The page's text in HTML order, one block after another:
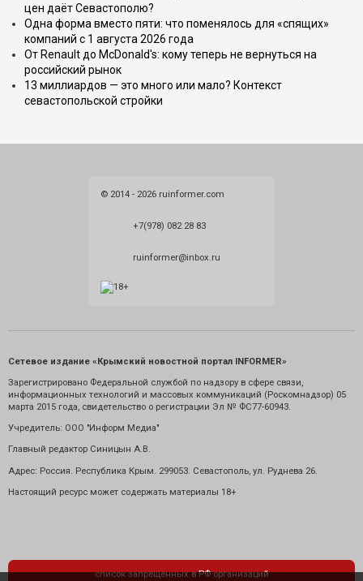
цен даёт Севастополю?
Одна форма вместо пяти: что поменялось для «спящих»
компаний с 1 августа 2026 года
От Renault до McDonald's: кому теперь не вернуться на
российский рынок
13 миллиардов — это много или мало? Контекст
севастопольской стройки
© 2014 - 2026 ruinformer.com
+7(978) 082 28 83
ruinformer@inbox.ru
Сетевое издание «Крымский новостной портал INFORMER»
Зарегистрировано Федеральной службой по надзору в сфере связи,
информационных технологий и массовых коммуникаций (Роскомнадзор) 05
марта 2015 года, свидетельство о регистрации Эл № ФС77-60943.
Учредитель: ООО "Информ Медиа"
Главный редактор Синицын А.В.
Адрес: Россия. Республика Крым. 299053. Севастополь, ул. Руднева 26.
Настоящий ресурс может содержать материалы 18+
список запрещенных в РФ организаций